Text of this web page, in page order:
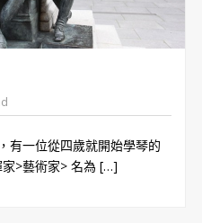
有一位從四歲就開始學琴的
>藝術家> 名為 […]